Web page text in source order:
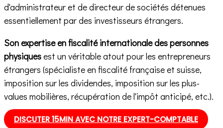
d'administrateur et de directeur de sociétés détenues
essentiellement par des investisseurs étrangers.
Son expertise en fiscalité internationale des personnes
physiquesest un véritable atout pour les entrepreneurs
étrangers (spécialiste en fiscalité française et suisse,
imposition sur les dividendes, imposition sur les plus-
values mobilières, récupération de l'impôt anticipé, etc.).
DISCUTER 15MIN AVEC NOTRE EXPERT-COMPTABLE